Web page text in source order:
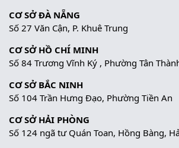
CƠ SỞ ĐÀ NẴNG
Số 27 Văn Cận, P. Khuê Trung
CƠ SỞ HỒ CHÍ MINH
Số 84 Trương Vĩnh Ký , Phường Tân
CƠ SỞ BẮC NINH
Số 104 Trần Hưng Đạo, Phường Tiền An
CƠ SỞ HẢI PHÒNG
Số 124 ngã tư Quán Toan, Hồng Bàng,